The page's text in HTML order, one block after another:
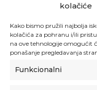
kolačiće
Kako bismo pružili najbolja
kolačića za pohranu i/ili
na ove tehnologije omogućit
ponašanje pregledavanja
Funkcionalni